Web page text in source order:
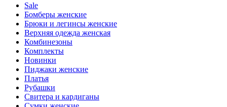
Sale
Бомберы женские
Брюки и легинсы женские
Верхняя одежда женская
Комбинезоны
Комплекты
Новинки
Пиджаки женские
Платья
Рубашки
Свитера и кардиганы